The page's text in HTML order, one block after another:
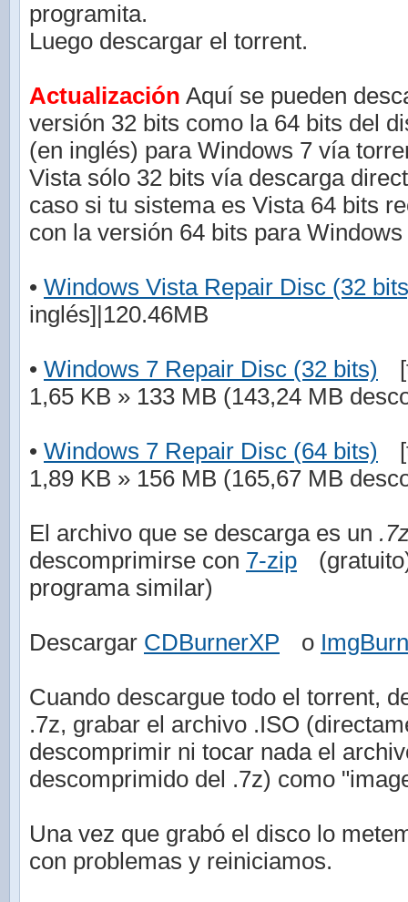
programita.
Luego descargar el torrent.
Actualización Aquí se pueden
versión 32 bits como la 64 bits del
(en inglés) para Windows 7 vía
Vista sólo 32 bits vía descarga
caso si tu sistema es Vista 64 bits
con la versión 64 bits para Windows
• Windows Vista Repair Disc (32
inglés]|120.46MB
• Windows 7 Repair Disc (32 bits)
1,65 KB » 133 MB (143,24 MB
• Windows 7 Repair Disc (64 bits)
1,89 KB » 156 MB (165,67 MB
El archivo que se descarga es un
descomprimirse con 7-zip
programa similar)
Descargar CDBurnerXP o ImgBurn
Cuando descargue todo el torrent,
.7z, grabar el archivo .ISO
descomprimir ni tocar nada el
descomprimido del .7z) como
Una vez que grabó el disco lo
con problemas y reiniciamos.